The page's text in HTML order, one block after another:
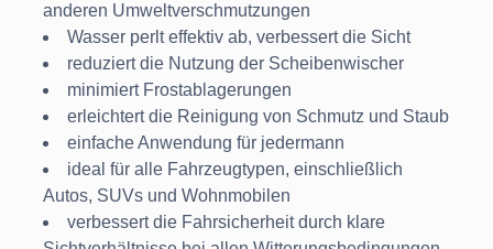
anderen Umweltverschmutzungen
Wasser perlt effektiv ab, verbessert die Sicht
reduziert die Nutzung der Scheibenwischer
minimiert Frostablagerungen
erleichtert die Reinigung von Schmutz und Staub
einfache Anwendung für jedermann
ideal für alle Fahrzeugtypen, einschließlich
Autos, SUVs und Wohnmobilen
verbessert die Fahrsicherheit durch klare